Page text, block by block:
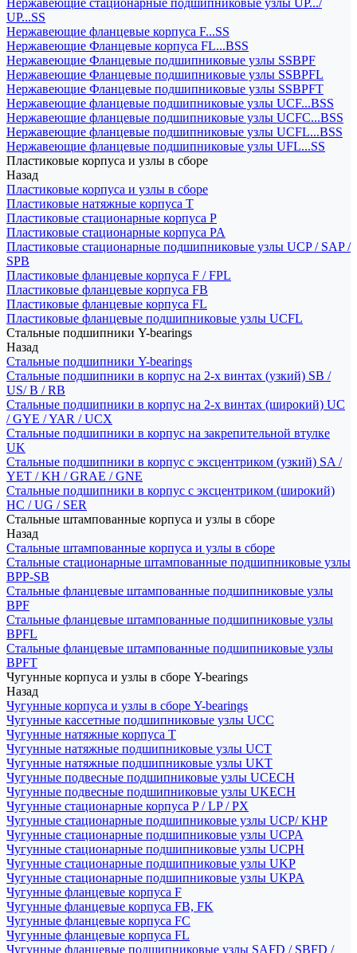
Нержавеющие стационарные подшипниковые узлы UP.../
UP...SS
Нержавеющие фланцевые корпуса F...SS
Нержавеющие Фланцевые корпуса FL...BSS
Нержавеющие Фланцевые подшипниковые узлы SSBPF
Нержавеющие Фланцевые подшипниковые узлы SSBPFL
Нержавеющие Фланцевые подшипниковые узлы SSBPFT
Нержавеющие фланцевые подшипниковые узлы UCF...BSS
Нержавеющие фланцевые подшипниковые узлы UCFC...BSS
Нержавеющие фланцевые подшипниковые узлы UCFL...BSS
Нержавеющие фланцевые подшипниковые узлы UFL...SS
Пластиковые корпуса и узлы в сборе
Назад
Пластиковые корпуса и узлы в сборе
Пластиковые натяжные корпуса T
Пластиковые стационарные корпуса P
Пластиковые стационарные корпуса PA
Пластиковые стационарные подшипниковые узлы UCP / SAP /
SPB
Пластиковые фланцевые корпуса F / FPL
Пластиковые фланцевые корпуса FB
Пластиковые фланцевые корпуса FL
Пластиковые фланцевые подшипниковые узлы UCFL
Стальные подшипники Y-bearings
Назад
Стальные подшипники Y-bearings
Стальные подшипники в корпус на 2-х винтах (узкий) SB /
US/ B / RB
Стальные подшипники в корпус на 2-х винтах (широкий) UC
/ GYE / YAR / UCX
Стальные подшипники в корпус на закрепительной втулке
UK
Стальные подшипники в корпус с эксцентриком (узкий) SA /
YET / KH / GRAE / GNE
Стальные подшипники в корпус с эксцентриком (широкий)
HC / UG / SER
Стальные штампованные корпуса и узлы в сборе
Назад
Стальные штампованные корпуса и узлы в сборе
Стальные стационарные штампованные подшипниковые узлы
BPP-SB
Стальные фланцевые штампованные подшипниковые узлы
BPF
Стальные фланцевые штампованные подшипниковые узлы
BPFL
Стальные фланцевые штампованные подшипниковые узлы
BPFT
Чугунные корпуса и узлы в сборе Y-bearings
Назад
Чугунные корпуса и узлы в сборе Y-bearings
Чугунные кассетные подшипниковые узлы UCC
Чугунные натяжные корпуса T
Чугунные натяжные подшипниковые узлы UCT
Чугунные натяжные подшипниковые узлы UKT
Чугунные подвесные подшипниковые узлы UCECH
Чугунные подвесные подшипниковые узлы UKECH
Чугунные стационарные корпуса P / LP / PX
Чугунные стационарные подшипниковые узлы UCP/ KHP
Чугунные стационарные подшипниковые узлы UCPA
Чугунные стационарные подшипниковые узлы UCPH
Чугунные стационарные подшипниковые узлы UKP
Чугунные стационарные подшипниковые узлы UKPA
Чугунные фланцевые корпуса F
Чугунные фланцевые корпуса FB, FK
Чугунные фланцевые корпуса FC
Чугунные фланцевые корпуса FL
Чугунные фланцевые подшипниковые узлы SAFD / SBFD /